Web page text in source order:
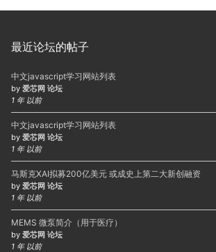
最近论坛的帖子
中文javascript学习网站列表
by 爱芯网 论坛
1 年 以前
中文javascript学习网站列表
by 爱芯网 论坛
1 年 以前
马斯克XAI拟募200亿美元 或成史上第二大新创融资
by 爱芯网 论坛
1 年 以前
MEMS 微泵简介（用于医疗）
by 爱芯网 论坛
1 年 以前